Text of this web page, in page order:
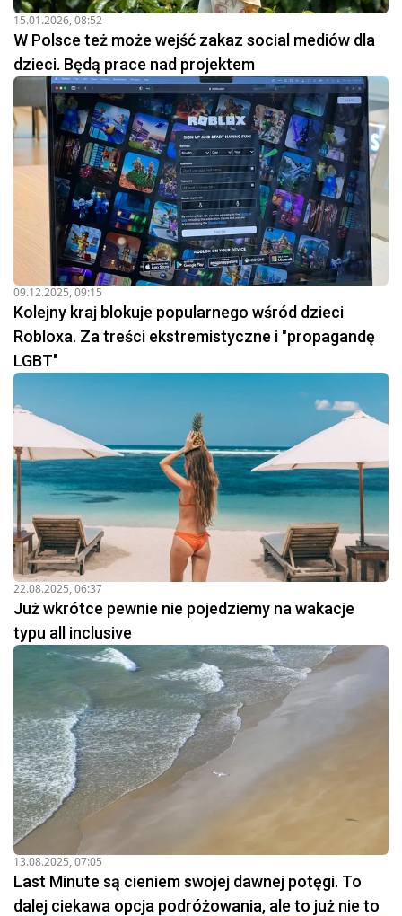
15.01.2026, 08:52
W Polsce też może wejść zakaz social mediów dla
dzieci. Będą prace nad projektem
09.12.2025, 09:15
Kolejny kraj blokuje popularnego wśród dzieci
Robloxa. Za treści ekstremistyczne i "propagandę
LGBT"
22.08.2025, 06:37
Już wkrótce pewnie nie pojedziemy na wakacje
typu all inclusive
13.08.2025, 07:05
Last Minute są cieniem swojej dawnej potęgi. To
dalej ciekawa opcja podróżowania, ale to już nie to